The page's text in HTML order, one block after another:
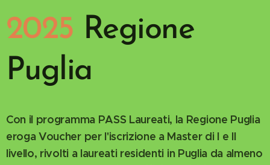
2025 Regione
Puglia
Con il programma PASS Laureati, la Regione Puglia
eroga Voucher per l'iscrizione a Master di I e II
livello, rivolti a laureati residenti in Puglia da almeno